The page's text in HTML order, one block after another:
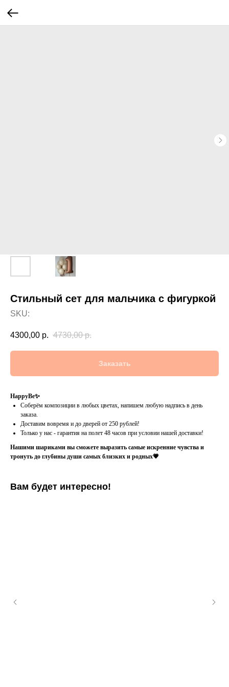
Стильный сет для мальчика с фигуркой
SKU:
4300,00 р. 4730,00 р.
Заказать
HappyBe✨
Соберём композиции в любых цветах, напишем любую надпись в день
заказа.
Доставим вовремя и до дверей от 250 рублей!
Только у нас - гарантия на полет 48 часов при условии нашей доставки!
Нашими шариками вы сможете выразить самые искренние чувства и
тронуть до глубины души самых близких и родных💗
Вам будет интересно!